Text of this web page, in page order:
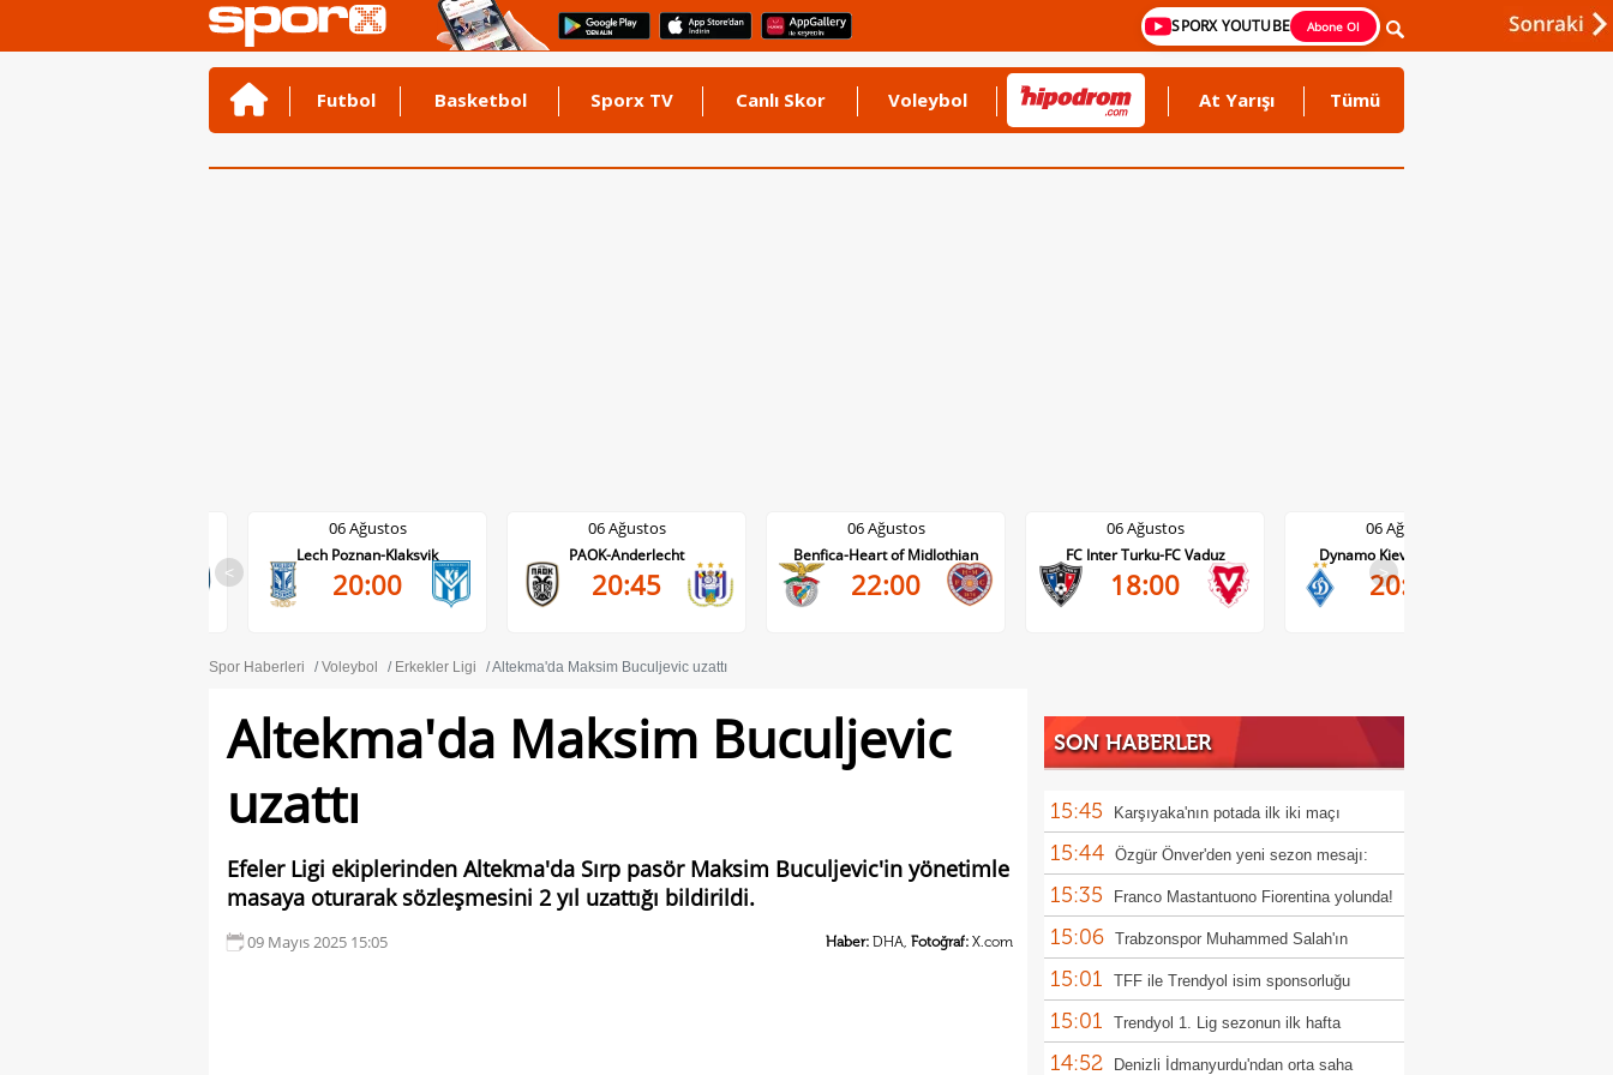
SPORX YOUTUBE Abone Ol
Futbol Basketbol Sporx TV Canlı Skor Voleybol At Yarışı Tümü
<
06 Ağustos
Lech Poznan-Klaksvik
20:00
06 Ağustos
PAOK-Anderlecht
20:45
06 Ağustos
Benfica-Heart of Midlothian
22:00
06 Ağustos
FC Inter Turku-FC Vaduz
18:00
06 Ağustos
Dynamo Kiev-Qarabag FK
20:00
>
Spor Haberleri Voleybol Erkekler Ligi Altekma'da Maksim Buculjevic uzattı
Altekma'da Maksim Buculjevic
uzattı
Efeler Ligi ekiplerinden Altekma'da Sırp pasör Maksim Buculjevic'in yönetimle
masaya oturarak sözleşmesini 2 yıl uzattığı bildirildi.
09 Mayıs 2025 15:05 Haber: DHA, Fotoğraf: X.com
SON HABERLER
15:45 Karşıyaka'nın potada ilk iki maçı
seyircisiz
15:44 Özgür Önver'den yeni sezon mesajı:
"Galatasaray ruhunu oluşturacağız"
15:35 Franco Mastantuono Fiorentina yolunda!
15:06 Trabzonspor Muhammed Salah'ın
maliyetini açıkladı!
15:01 TFF ile Trendyol isim sponsorluğu
sözleşmesini uzattı
15:01 Trendyol 1. Lig sezonun ilk hafta
programı açıklandı
14:52 Denizli İdmanyurdu'ndan orta saha